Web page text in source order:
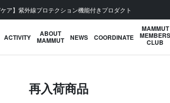
ケア】紫外線プロテクション機能付きプロダクト
ACTIVITY ABOUT
MAMMUT NEWS COORDINATE
MAMMUT
MEMBERS
CLUB
再入荷商品